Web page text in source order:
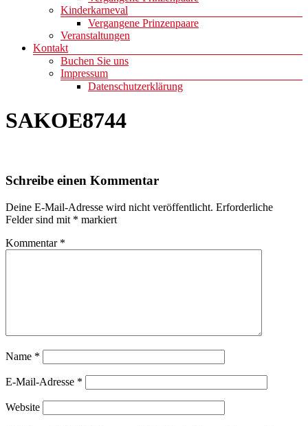
Kinderkarneval
Vergangene Prinzenpaare
Veranstaltungen
Kontakt
Buchen Sie uns
Impressum
Datenschutzerklärung
SAKOE8744
Schreibe einen Kommentar
Deine E-Mail-Adresse wird nicht veröffentlicht. Erforderliche
Felder sind mit * markiert
Kommentar *
Name *
E-Mail-Adresse *
Website